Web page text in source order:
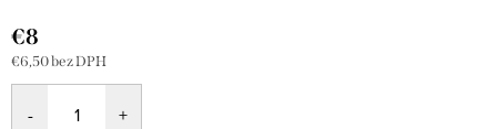
€8
€6,50 bez DPH